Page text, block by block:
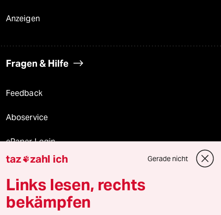
Anzeigen
Fragen & Hilfe
Feedback
Aboservice
ePaper Login
Downloads für Abonnierende
© 2026 taz Verlags und Vertriebs GmbH
taz zahl ich Gerade nicht
Links lesen, rechts
bekämpfen